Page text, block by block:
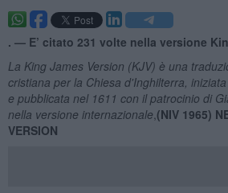
. — E’ citato 231 volte nella versione
La King James Version (KJV) è una
cristiana per la Chiesa d'Inghilterra ,
e pubblicata nel 1611 con il patrocinio di
nella versione internazionale (NIV 1965)
VERSION